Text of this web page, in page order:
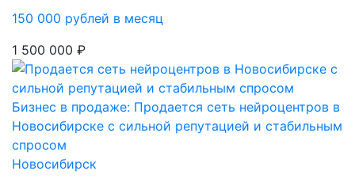
150 000 рублей в месяц
1 500 000 ₽
Бизнес в продаже: Продается сеть нейроцентров в
Новосибирске с сильной репутацией и стабильным
спросом
Новосибирск